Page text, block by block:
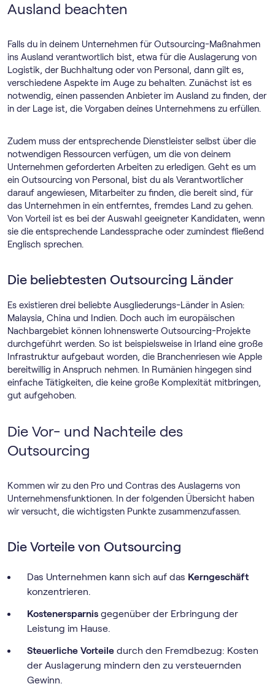
Ausland beachten
Falls du in deinem Unternehmen für Outsourcing-Maßnahmen
ins Ausland verantwortlich bist, etwa für die Auslagerung von
Logistik, der Buchhaltung oder von Personal, dann gilt es,
verschiedene Aspekte im Auge zu behalten. Zunächst ist es
notwendig, einen passenden Anbieter im Ausland zu finden, der
in der Lage ist, die Vorgaben deines Unternehmens zu erfüllen.
Zudem muss der entsprechende Dienstleister selbst über die
notwendigen Ressourcen verfügen, um die von deinem
Unternehmen geforderten Arbeiten zu erledigen. Geht es um
ein Outsourcing von Personal, bist du als Verantwortlicher
darauf angewiesen, Mitarbeiter zu finden, die bereit sind, für
das Unternehmen in ein entferntes, fremdes Land zu gehen.
Von Vorteil ist es bei der Auswahl geeigneter Kandidaten, wenn
sie die entsprechende Landessprache oder zumindest fließend
Englisch sprechen.
Die beliebtesten Outsourcing Länder
Es existieren drei beliebte Ausgliederungs-Länder in Asien:
Malaysia, China und Indien. Doch auch im europäischen
Nachbargebiet können lohnenswerte Outsourcing-Projekte
durchgeführt werden. So ist beispielsweise in Irland eine große
Infrastruktur aufgebaut worden, die Branchenriesen wie Apple
bereitwillig in Anspruch nehmen. In Rumänien hingegen sind
einfache Tätigkeiten, die keine große Komplexität mitbringen,
gut aufgehoben.
Die Vor- und Nachteile des
Outsourcing
Kommen wir zu den Pro und Contras des Auslagerns von
Unternehmensfunktionen. In der folgenden Übersicht haben
wir versucht, die wichtigsten Punkte zusammenzufassen.
Die Vorteile von Outsourcing
Das Unternehmen kann sich auf das Kerngeschäft
konzentrieren.
Kostenersparnis gegenüber der Erbringung der
Leistung im Hause.
Steuerliche Vorteile durch den Fremdbezug: Kosten
der Auslagerung mindern den zu versteuernden
Gewinn.